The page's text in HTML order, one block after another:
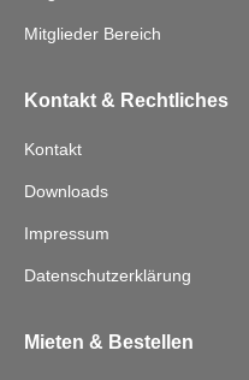
Mitglieder Bereich
Kontakt & Rechtliches
Kontakt
Downloads
Impressum
Datenschutzerklärung
Mieten & Bestellen